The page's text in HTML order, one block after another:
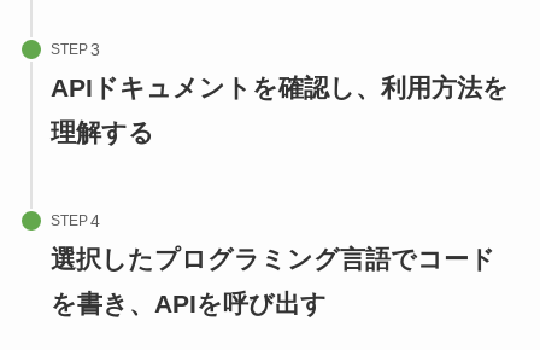
STEP
APIドキュメントを確認し、利用方法を
理解する
STEP
選択したプログラミング言語でコード
を書き、APIを呼び出す